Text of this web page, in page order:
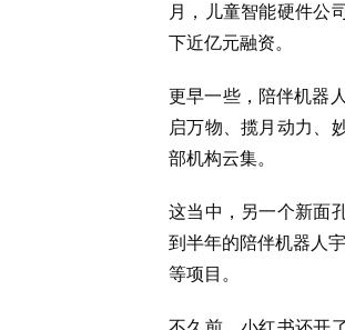
月，儿童智能硬件公
下近亿元融资。
更早一些，陪伴机器
启万物、揽月动力、
部机构云集。
这当中，另一个新面
到半年的陪伴机器人
等项目。